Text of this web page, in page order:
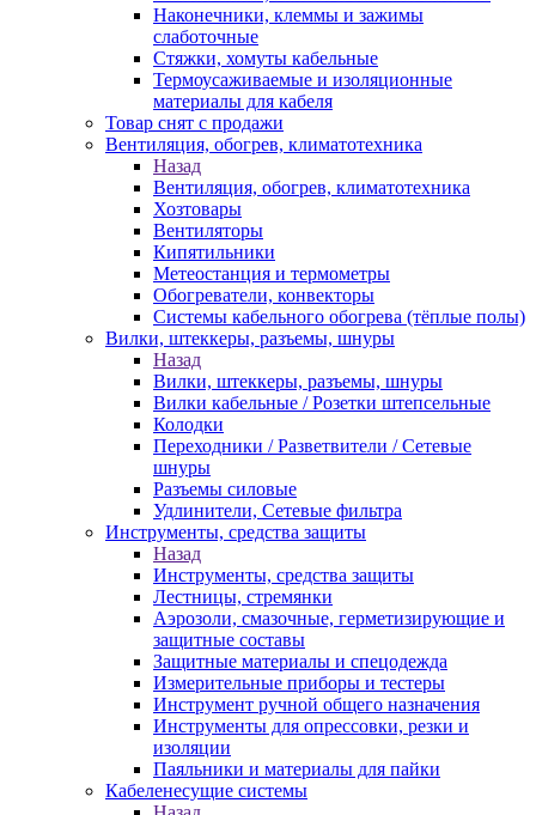
Наконечники, клеммы и зажимы
слаботочные
Стяжки, хомуты кабельные
Термоусаживаемые и изоляционные
материалы для кабеля
Товар снят с продажи
Вентиляция, обогрев, климатотехника
Назад
Вентиляция, обогрев, климатотехника
Хозтовары
Вентиляторы
Кипятильники
Метеостанция и термометры
Обогреватели, конвекторы
Системы кабельного обогрева (тёплые полы)
Вилки, штеккеры, разъемы, шнуры
Назад
Вилки, штеккеры, разъемы, шнуры
Вилки кабельные / Розетки штепсельные
Колодки
Переходники / Разветвители / Сетевые
шнуры
Разъемы силовые
Удлинители, Сетевые фильтра
Инструменты, средства защиты
Назад
Инструменты, средства защиты
Лестницы, стремянки
Аэрозоли, смазочные, герметизирующие и
защитные составы
Защитные материалы и спецодежда
Измерительные приборы и тестеры
Инструмент ручной общего назначения
Инструменты для опрессовки, резки и
изоляции
Паяльники и материалы для пайки
Кабеленесущие системы